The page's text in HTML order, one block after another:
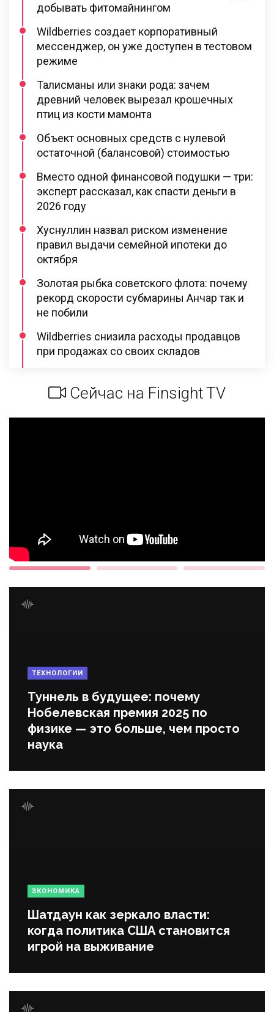
добывать фитомайнингом
Wildberries создает корпоративный
мессенджер, он уже доступен в тестовом
режиме
Талисманы или знаки рода: зачем
древний человек вырезал крошечных
птиц из кости мамонта
Объект основных средств с нулевой
остаточной (балансовой) стоимостью
Вместо одной финансовой подушки — три:
эксперт рассказал, как спасти деньги в
2026 году
Хуснуллин назвал риском изменение
правил выдачи семейной ипотеки до
октября
Золотая рыбка советского флота: почему
рекорд скорости субмарины Анчар так и
не побили
Wildberries снизила расходы продавцов
при продажах со своих складов
Сейчас на Finsight TV
ТЕХНОЛОГИИ
Туннель в будущее: почему
Нобелевская премия 2025 по
физике — это больше, чем просто
наука
ЭКОНОМИКА
Шатдаун как зеркало власти:
когда политика США становится
игрой на выживание